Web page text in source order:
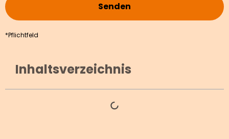
Senden
*Pflichtfeld
Inhaltsverzeichnis